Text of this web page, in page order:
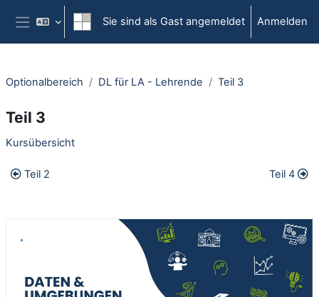
Zum Hauptinhalt
Website-Übersicht
Sie sind als Gast angemeldet Anmelden
Optionalbereich DL für LA - Lehrende Teil 3
Teil 3
Abschnittsübersicht
Kursübersicht
Teil 2 Teil 4